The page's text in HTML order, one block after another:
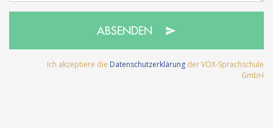
ABSENDEN
Ich akzeptiere die Datenschutzerklärung der VOX-Sprachschule
GmbH